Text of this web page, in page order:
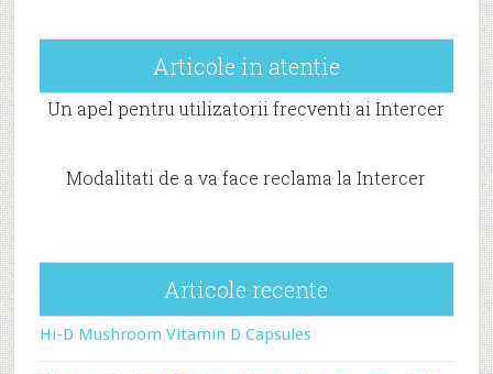
Articole in atentie
Un apel pentru utilizatorii frecventi ai Intercer
Modalitati de a va face reclama la Intercer
Articole recente
Hi-D Mushroom Vitamin D Capsules